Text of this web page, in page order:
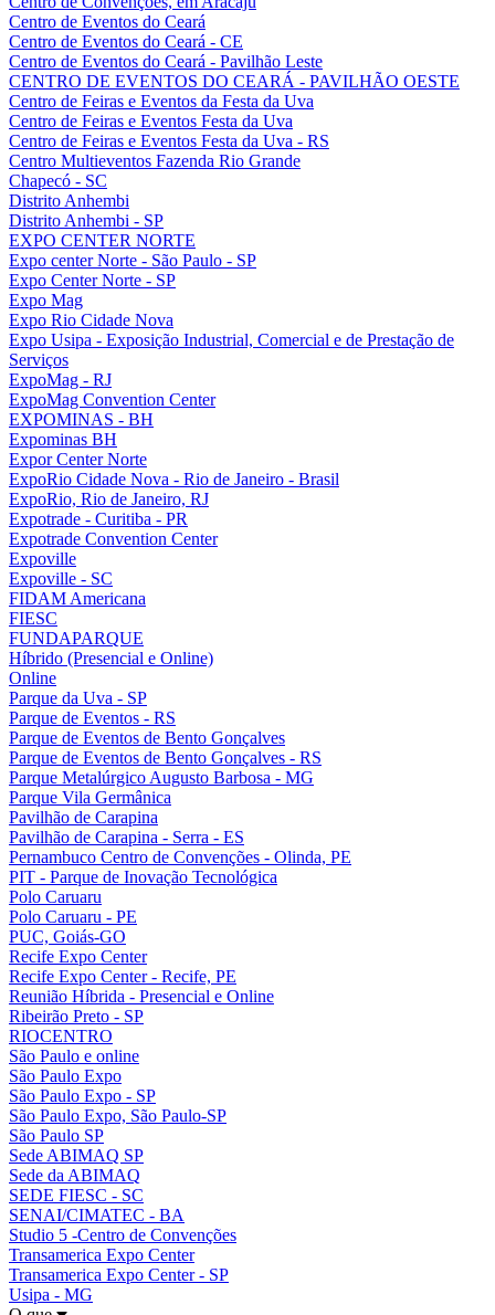
Centro de Eventos do Ceará
Centro de Eventos do Ceará - CE
Centro de Eventos do Ceará - Pavilhão Leste
CENTRO DE EVENTOS DO CEARÁ - PAVILHÃO OESTE
Centro de Feiras e Eventos da Festa da Uva
Centro de Feiras e Eventos Festa da Uva
Centro de Feiras e Eventos Festa da Uva - RS
Centro Multieventos Fazenda Rio Grande
Chapecó - SC
Distrito Anhembi
Distrito Anhembi - SP
EXPO CENTER NORTE
Expo center Norte - São Paulo - SP
Expo Center Norte - SP
Expo Mag
Expo Rio Cidade Nova
Expo Usipa - Exposição Industrial, Comercial e de Prestação de
Serviços
ExpoMag - RJ
ExpoMag Convention Center
EXPOMINAS - BH
Expominas BH
Expor Center Norte
ExpoRio Cidade Nova - Rio de Janeiro - Brasil
ExpoRio, Rio de Janeiro, RJ
Expotrade - Curitiba - PR
Expotrade Convention Center
Expoville
Expoville - SC
FIDAM Americana
FIESC
FUNDAPARQUE
Híbrido (Presencial e Online)
Online
Parque da Uva - SP
Parque de Eventos - RS
Parque de Eventos de Bento Gonçalves
Parque de Eventos de Bento Gonçalves - RS
Parque Metalúrgico Augusto Barbosa - MG
Parque Vila Germânica
Pavilhão de Carapina
Pavilhão de Carapina - Serra - ES
Pernambuco Centro de Convenções - Olinda, PE
PIT - Parque de Inovação Tecnológica
Polo Caruaru
Polo Caruaru - PE
PUC, Goiás-GO
Recife Expo Center
Recife Expo Center - Recife, PE
Reunião Híbrida - Presencial e Online
Ribeirão Preto - SP
RIOCENTRO
São Paulo e online
São Paulo Expo
São Paulo Expo - SP
São Paulo Expo, São Paulo-SP
São Paulo SP
Sede ABIMAQ SP
Sede da ABIMAQ
SEDE FIESC - SC
SENAI/CIMATEC - BA
Studio 5 -Centro de Convenções
Transamerica Expo Center
Transamerica Expo Center - SP
Usipa - MG